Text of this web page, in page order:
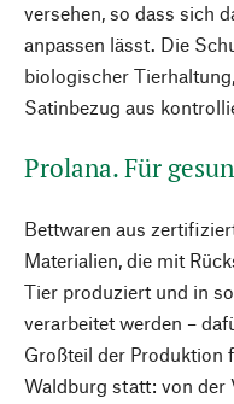
versehen, so dass sich
anpassen lässt. Die
biologischer
Satinbezug aus
Prolana. Für
Bettwaren aus
Materialien, die mit
Tier produziert und in
verarbeitet werden –
Großteil der Produktion
Waldburg statt: von der